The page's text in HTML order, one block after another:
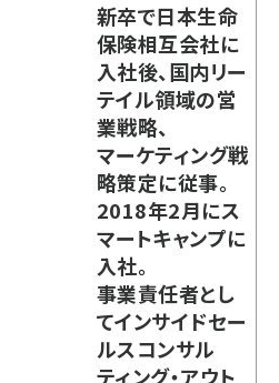
新卒で日本生命
保険相互会社に
入社後、国内リー
テイル領域の営
業戦略、
マーケティング戦
略策定に従事。
2018年2月にス
マートキャンプに
入社。
事業責任者とし
てインサイドセー
ルスコンサル
ティング・アウト